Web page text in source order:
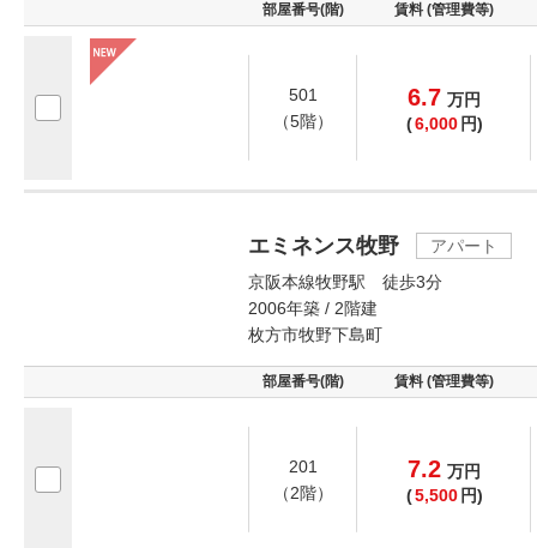
部屋番号(階) 賃料 (管理費等)
501
（5階）
6.7 万円
(6,000 円)
エミネンス牧野
アパート
京阪本線牧野駅 徒歩3分
2006年築 / 2階建
枚方市牧野下島町
部屋番号(階) 賃料 (管理費等)
201
（2階）
7.2 万円
(5,500 円)